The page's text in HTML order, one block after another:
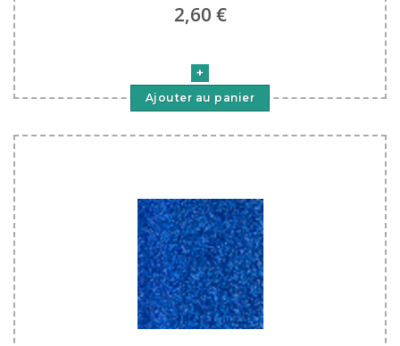
2,60 €
Ajouter au panier